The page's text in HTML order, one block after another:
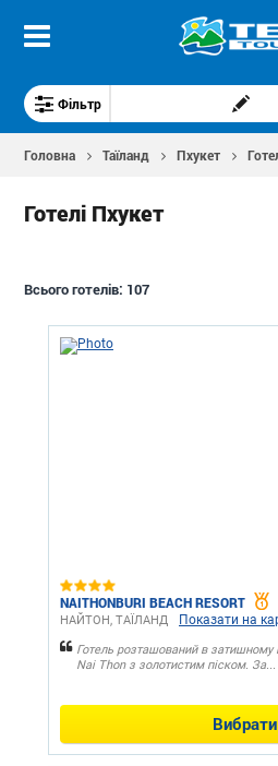
Фільтр
Головна Таїланд Пхукет
Готелі Пхукет
Всього готелів: 107
NAITHONBURI BEACH RESORT
НАЙТОН, ТАЇЛАНД Показати на
Готель розташований в затишному
Nai Thon з золотистим піском. За...
Вибрати